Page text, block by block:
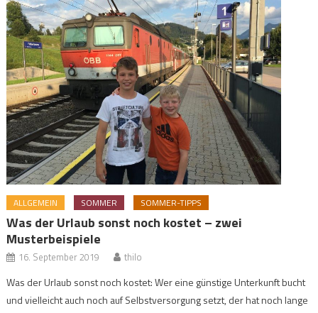
ALLGEMEIN SOMMER SOMMER-TIPPS
Was der Urlaub sonst noch kostet – zwei
Musterbeispiele
16. September 2019 thilo
Was der Urlaub sonst noch kostet: Wer eine günstige Unterkunft bucht
und vielleicht auch noch auf Selbstversorgung setzt, der hat noch lange